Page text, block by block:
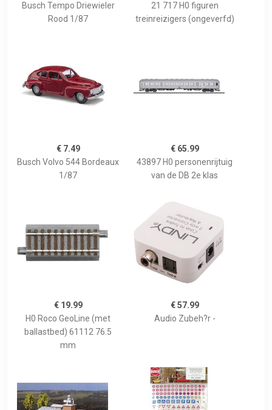
Busch Tempo Driewieler
Rood 1/87
21 717 H0 figuren
treinreizigers (ongeverfd)
€ 7.49
Busch Volvo 544 Bordeaux
1/87
€ 65.99
43897 H0 personenrijtuig
van de DB 2e klas
€ 19.99
H0 Roco GeoLine (met
ballastbed) 61112 76.5
mm
€ 57.99
Audio Zubeh?r -